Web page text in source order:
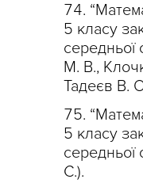
5 класу
середньої
М. В.,
Тадеєв В.
5 класу
середньої
С.).